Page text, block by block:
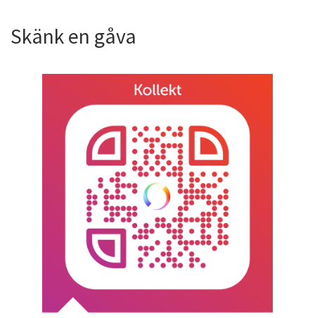
Skänk en gåva